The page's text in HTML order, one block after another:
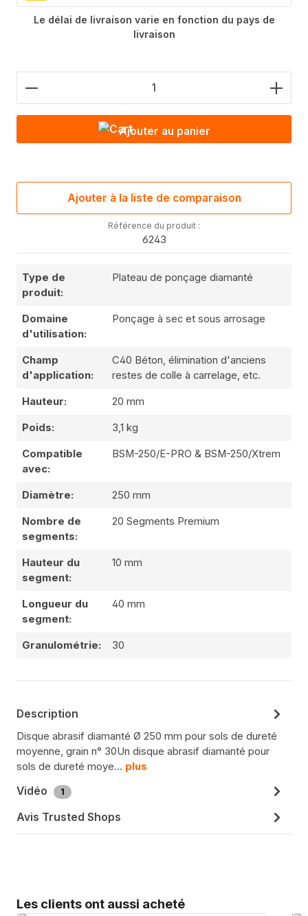
Le délai de livraison varie en fonction du pays de
livraison
Nombre de produits : saisis la valeur souhaitée
Ajouter au panier
Ajouter à la liste de comparaison
Référence du produit :
6243
Type de
produit:
Plateau de ponçage diamanté
Domaine
d'utilisation:
Ponçage à sec et sous arrosage
Champ
d'application:
C40 Béton, élimination d'anciens
restes de colle à carrelage, etc.
Hauteur: 20 mm
Poids: 3,1 kg
Compatible
avec:
BSM-250/E-PRO & BSM-250/Xtrem
Diamètre: 250 mm
Nombre de
segments:
20 Segments Premium
Hauteur du
segment:
10 mm
Longueur du
segment:
40 mm
Granulométrie: 30
Description
Disque abrasif diamanté Ø 250 mm pour sols de dureté
moyenne, grain n° 30Un disque abrasif diamanté pour
sols de dureté moye… plus
Vidéo 1
Avis Trusted Shops
Sauter la galerie de produits
Les clients ont aussi acheté